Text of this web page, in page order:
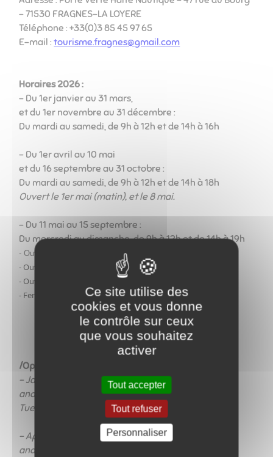
- 71530 FRAGNES-LA LOYERE
Téléphone : +33(0)3 85 45 97 65
E-mail :tourisme.fragnes@gmail.com
Horaires 2026 :
- Du 1er janvier au 31 mars,
et du 1er novembre au 31 décembre :
Du mardi au samedi, de 9h à 12h et de 14h à 16h
- Du 1er avril au 10 mai
et du 16 septembre au 31 octobre :
Du mardi au samedi, de 9h à 12h et de 14h à 18h
Ouvert le 1er mai (matin), et le 8 mai.
- Du 11 mai au 15 septembre :
Du mercredi au dimanche, de 9h à 12h et de 14h à 19h
- Ouvert le jeudi 14 mai
- Ouvert le mardi 14 juillet, fermé le jeudi 16 juillet
- Ouvert le vendredi 15 août
- Fermé les 12 et 13 septembre
/Open (2026) :
- January 1st to March 31st
and November 1th to December 31st :
Tuesday to Saturday, 9am-12pm and 2pm - 4pm
- April 1st to May 10th
and September 16th to NOctober 31st :
Ce site utilise des
cookies et vous donne
le contrôle sur ceux
que vous souhaitez
activer
Tout accepter
Tout refuser
Personnaliser